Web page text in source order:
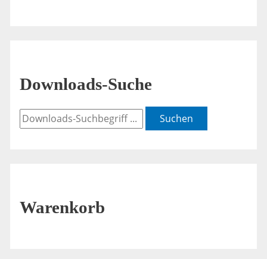
Downloads-Suche
Suchen
Warenkorb